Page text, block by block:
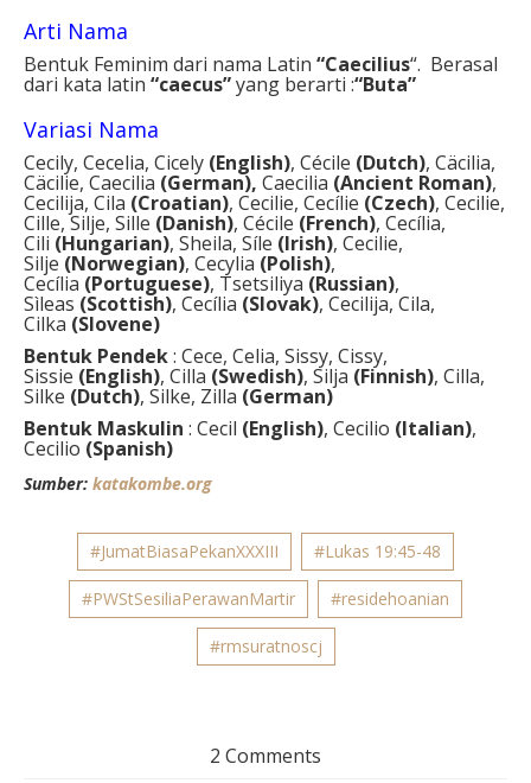
Arti Nama
Bentuk Feminim dari nama Latin “Caecilius“. Berasal
dari kata latin “caecus”yang berarti :“Buta”
Variasi Nama
Cecily, Cecelia, Cicely (English), Cécile (Dutch), Cäcilia,
Cäcilie, Caecilia (German), Caecilia (Ancient Roman),
Cecilija, Cila (Croatian), Cecilie, Cecílie (Czech), Cecilie,
Cille, Silje, Sille (Danish), Cécile (French), Cecília,
Cili (Hungarian), Sheila, Síle (Irish), Cecilie,
Silje (Norwegian), Cecylia (Polish),
Cecília (Portuguese), Tsetsiliya (Russian),
Sìleas (Scottish), Cecília (Slovak), Cecilija, Cila,
Cilka (Slovene)
Bentuk Pendek: Cece, Celia, Sissy, Cissy,
Sissie (English), Cilla (Swedish), Silja (Finnish), Cilla,
Silke (Dutch), Silke, Zilla (German)
Bentuk Maskulin : Cecil (English), Cecilio (Italian),
Cecilio (Spanish)
Sumber: katakombe.org
#JumatBiasaPekanXXXIII #Lukas 19:45-48
#PWStSesiliaPerawanMartir #residehoanian
#rmsuratnoscj
2 Comments